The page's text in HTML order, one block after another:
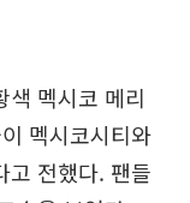
색 멕시코 메리
멕시코시티와
고 전했다. 팬들